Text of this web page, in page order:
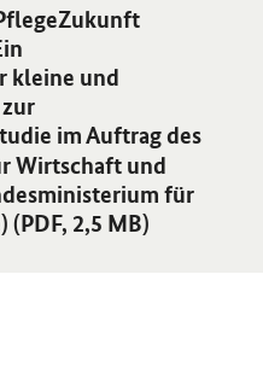
kleine und
im Auftrag des
Wirtschaft und
für
2,5 MB)